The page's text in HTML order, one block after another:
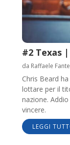
#2 Texas
da Raffaele Fante
Chris Beard
lottare per il
nazione.
vincere.
LEGGI